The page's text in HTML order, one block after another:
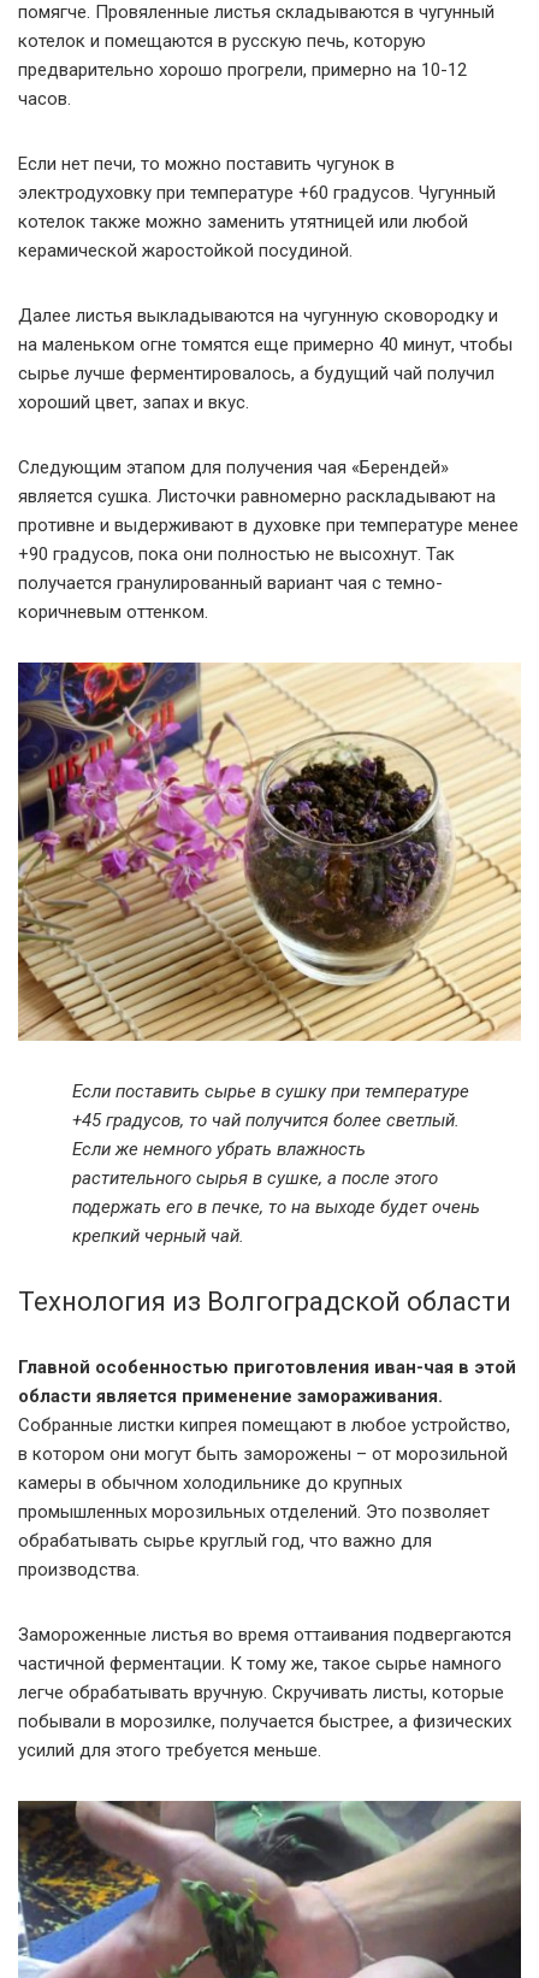
помягче. Провяленные листья складываются в чугунный
котелок и помещаются в русскую печь, которую
предварительно хорошо прогрели, примерно на 10-12
часов.
Если нет печи, то можно поставить чугунок в
электродуховку при температуре +60 градусов. Чугунный
котелок также можно заменить утятницей или любой
керамической жаростойкой посудиной.
Далее листья выкладываются на чугунную сковородку и
на маленьком огне томятся еще примерно 40 минут, чтобы
сырье лучше ферментировалось, а будущий чай получил
хороший цвет, запах и вкус.
Следующим этапом для получения чая «Берендей»
является сушка. Листочки равномерно раскладывают на
противне и выдерживают в духовке при температуре менее
+90 градусов, пока они полностью не высохнут. Так
получается гранулированный вариант чая с темно-
коричневым оттенком.
Если поставить сырье в сушку при температуре
+45 градусов, то чай получится более светлый.
Если же немного убрать влажность
растительного сырья в сушке, а после этого
подержать его в печке, то на выходе будет очень
крепкий черный чай.
Технология из Волгоградской области
Главной особенностью приготовления иван-чая в этой
области является применение замораживания.
Собранные листки кипрея помещают в любое устройство,
в котором они могут быть заморожены – от морозильной
камеры в обычном холодильнике до крупных
промышленных морозильных отделений. Это позволяет
обрабатывать сырье круглый год, что важно для
производства.
Замороженные листья во время оттаивания подвергаются
частичной ферментации. К тому же, такое сырье намного
легче обрабатывать вручную. Скручивать листы, которые
побывали в морозилке, получается быстрее, а физических
усилий для этого требуется меньше.